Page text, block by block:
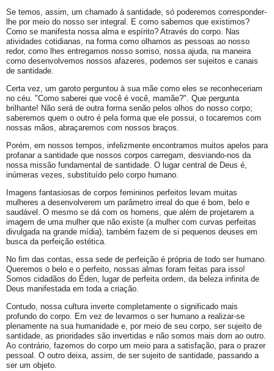
Se temos, assim, um chamado à santidade, só poderemos corresponder-
lhe por meio do nosso ser integral. E como sabemos que existimos?
Como se manifesta nossa alma e espírito? Através do corpo. Nas
atividades cotidianas, na forma como olhamos as pessoas ao nosso
redor, como lhes entregamos nosso sorriso, nossa ajuda, na maneira
como desenvolvemos nossos afazeres, podemos ser sujeitos e canais
de santidade.
Certa vez, um garoto perguntou à sua mãe como eles se reconheceriam
no céu. "Como saberei que você é você, mamãe?". Que pergunta
brilhante! Não será de outra forma senão pelos olhos do nosso corpo;
saberemos quem o outro é pela forma que ele possui, o tocaremos com
nossas mãos, abraçaremos com nossos braços.
Porém, em nossos tempos, infelizmente encontramos muitos apelos para
profanar a santidade que nossos corpos carregam, desviando-nos da
nossa missão fundamental de santidade. O lugar central de Deus é,
inúmeras vezes, substituído pelo corpo humano.
Imagens fantasiosas de corpos femininos perfeitos levam muitas
mulheres a desenvolverem um parâmetro irreal do que é bom, belo e
saudável. O mesmo se dá com os homens, que além de projetarem a
imagem de uma mulher que não existe (a mulher com curvas perfeitas
divulgada na grande mídia), também fazem de si pequenos deuses em
busca da perfeição estética.
No fim das contas, essa sede de perfeição é própria de todo ser humano.
Queremos o belo e o perfeito, nossas almas foram feitas para isso!
Somos cidadãos do Éden, lugar de perfeita ordem, da beleza infinita de
Deus manifestada em toda a criação.
Contudo, nossa cultura inverte completamente o significado mais
profundo do corpo. Em vez de levarmos o ser humano a realizar-se
plenamente na sua humanidade e, por meio de seu corpo, ser sujeito de
santidade, as prioridades são invertidas e não somos mais dom ao outro.
Ao contrário, fazemos do corpo um meio para a satisfação, para o prazer
pessoal. O outro deixa, assim, de ser sujeito de santidade, passando a
ser um objeto.